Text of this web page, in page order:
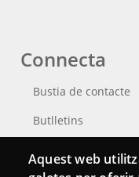
Connecta
Bustia de contacte
Butlletins
Aquest web